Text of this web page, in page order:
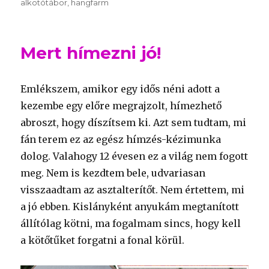
alkotótábor hangfarm
Mert hímezni jó!
Emlékszem, amikor egy idős néni adott a
kezembe egy előre megrajzolt, hímezhető
abroszt, hogy díszítsem ki. Azt sem tudtam, mi
fán terem ez az egész hímzés-kézimunka
dolog. Valahogy 12 évesen ez a világ nem fogott
meg. Nem is kezdtem bele, udvariasan
visszaadtam az asztalterítőt. Nem értettem, mi
a jó ebben. Kislányként anyukám megtanított
állítólag kötni, ma fogalmam sincs, hogy kell
a kötőtűket forgatni a fonal körül.